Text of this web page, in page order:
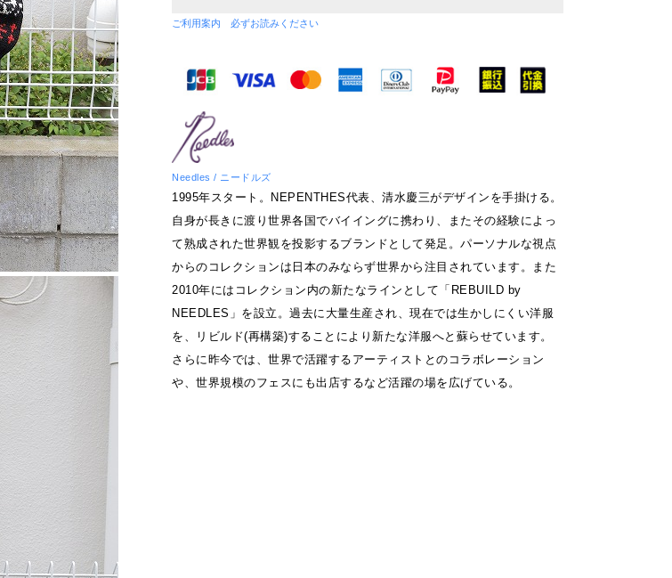
ご利用案内 必ずお読みください
Needles / ニードルズ
1995年スタート。NEPENTHES代表、清水慶三がデザインを手掛ける。
自身が長きに渡り世界各国でバイイングに携わり、またその経験によっ
て熟成された世界観を投影するブランドとして発足。パーソナルな視点
からのコレクションは日本のみならず世界から注目されています。また
2010年にはコレクション内の新たなラインとして「REBUILD by
NEEDLES」を設立。過去に大量生産され、現在では生かしにくい洋服
を、リビルド(再構築)することにより新たな洋服へと蘇らせています。
さらに昨今では、世界で活躍するアーティストとのコラボレーション
や、世界規模のフェスにも出店するなど活躍の場を広げている。